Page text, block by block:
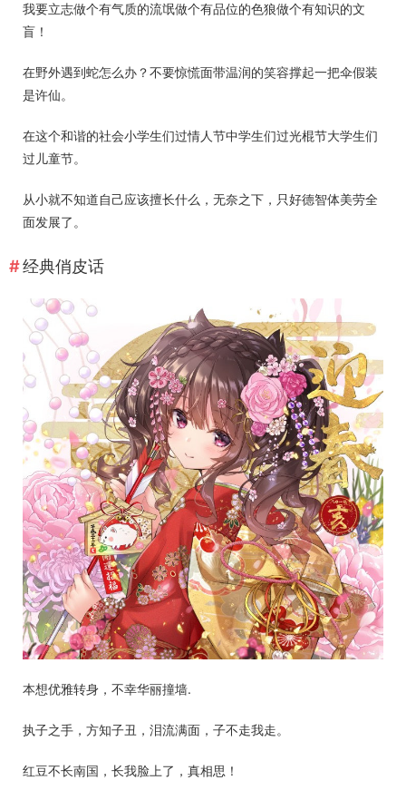
我要立志做个有气质的流氓做个有品位的色狼做个有知识的文
盲！
在野外遇到蛇怎么办？不要惊慌面带温润的笑容撑起一把伞假装
是许仙。
在这个和谐的社会小学生们过情人节中学生们过光棍节大学生们
过儿童节。
从小就不知道自己应该擅长什么，无奈之下，只好德智体美劳全
面发展了。
经典俏皮话
本想优雅转身，不幸华丽撞墙.
执子之手，方知子丑，泪流满面，子不走我走。
红豆不长南国，长我脸上了，真相思！